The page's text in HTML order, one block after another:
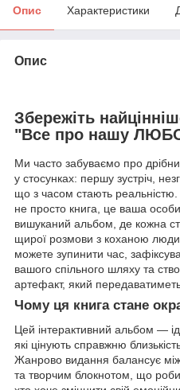
Опис Характеристики
Опис
Збережіть
"Все про нашу
Ми часто забуваємо про
у стосунках: першу зустріч,
що з часом стають
не просто книга, це ваша
вишуканий альбом, де кожна
щирої розмови з коханою
можете зупинити час,
вашого спільного шляху та
артефакт, який
Чому ця книга стане
Цей інтерактивний альбом —
які цінують справжню
Жанрово видання балансує
та творчим блокнотом, що